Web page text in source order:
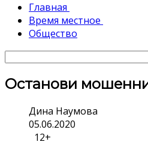
Главная
Время местное
Общество
Останови
Дина Наумова
05.06.2020
12+